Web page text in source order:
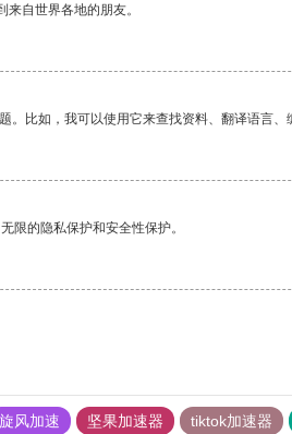
自世界各地的朋友。
。比如，我可以使用它来查找资料、翻译语言、
限的隐私保护和安全性保护。
旋风加速 坚果加速器 tiktok加速器